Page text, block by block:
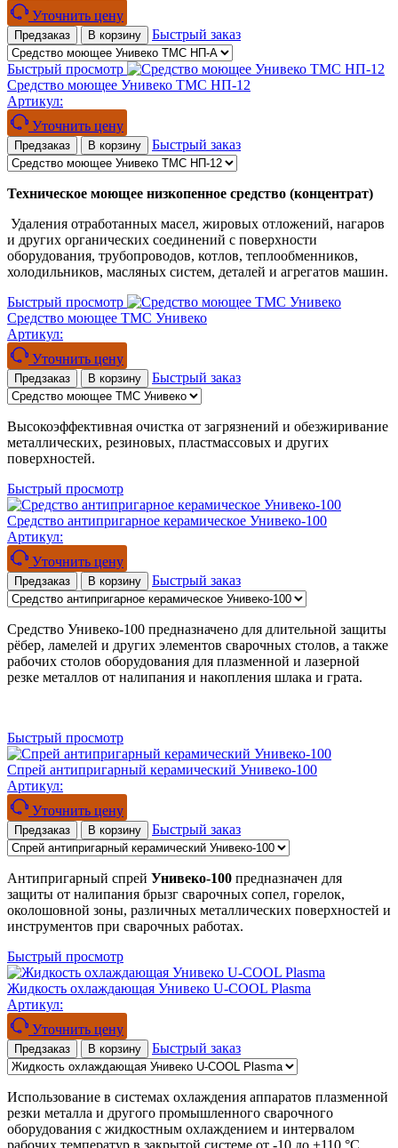
Уточнить цену
Предзаказ В корзину Быстрый заказ
Быстрый просмотр
Средство моющее Унивеко ТМС НП-12
Артикул:
Уточнить цену
Предзаказ В корзину Быстрый заказ
Техническое моющее низкопенное средство (концентрат)
Удаления отработанных масел, жировых отложений, нагаров
и других органических соединений с поверхности
оборудования, трубопроводов, котлов, теплообменников,
холодильников, масляных систем, деталей и агрегатов машин.
Быстрый просмотр
Средство моющее ТМС Унивеко
Артикул:
Уточнить цену
Предзаказ В корзину Быстрый заказ
Высокоэффективная очистка от загрязнений и обезжиривание
металлических, резиновых, пластмассовых и других
поверхностей.
Быстрый просмотр
Средство антипригарное керамическое Унивеко-100
Артикул:
Уточнить цену
Предзаказ В корзину Быстрый заказ
Средство Унивеко-100 предназначено для длительной защиты
рёбер, ламелей и других элементов сварочных столов, а также
рабочих столов оборудования для плазменной и лазерной
резке металлов от налипания и накопления шлака и грата.
Быстрый просмотр
Спрей антипригарный керамический Унивеко-100
Артикул:
Уточнить цену
Предзаказ В корзину Быстрый заказ
Антипригарный спрей Унивеко-100 предназначен для
защиты от налипания брызг сварочных сопел, горелок,
околошовной зоны, различных металлических поверхностей и
инструментов при сварочных работах.
Быстрый просмотр
Жидкость охлаждающая Унивеко U-COOL Plasma
Артикул:
Уточнить цену
Предзаказ В корзину Быстрый заказ
Использование в системах охлаждения аппаратов плазменной
резки металла и другого промышленного сварочного
оборудования с жидкостным охлаждением и интервалом